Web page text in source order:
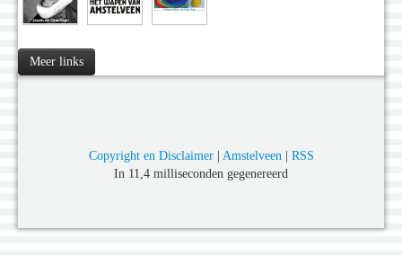
Meer links
Copyright en Disclaimer| Amstelveen| RSS
In 11,4 milliseconden gegenereerd